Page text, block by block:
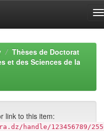
Thèses de Doctorat
et des Sciences de la
link to this item:
handle/123456789/